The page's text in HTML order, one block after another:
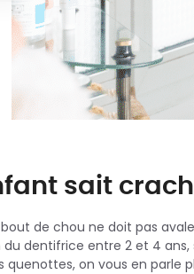
sait
de chou ne doit pas
dentifrice entre 2 et 4
quenottes, on vous en parle